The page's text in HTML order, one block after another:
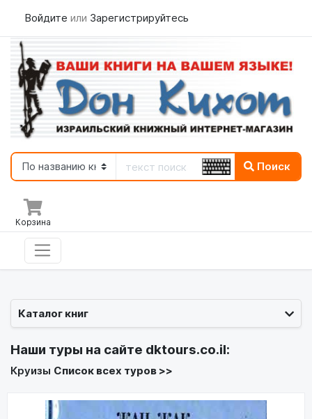
Войдите или Зарегистрируйтесь
Поиск
Корзина
Каталог книг
Наши туры на сайте dktours.co.il:
Круизы Список всех туров >>